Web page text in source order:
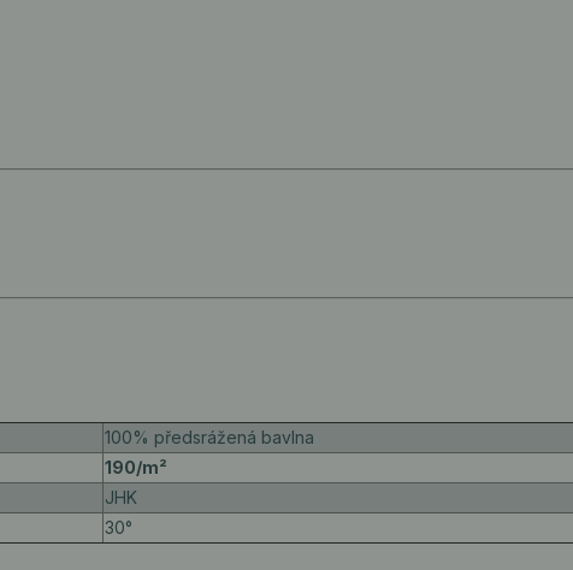
100% předsrážená bavlna
190/m²
JHK
30°